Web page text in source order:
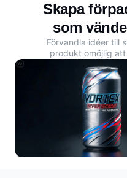
Skapa
som
Förvandla idéer till
produkt omöjlig